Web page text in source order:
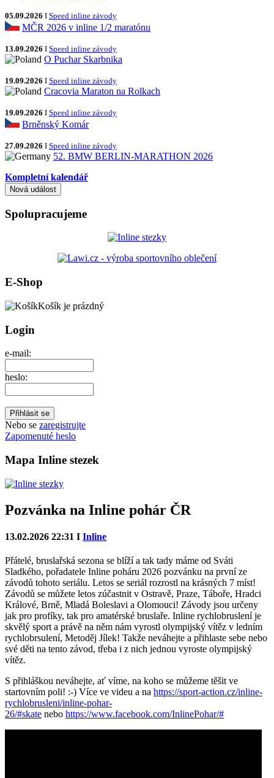
05.09.2026 I Speed inline závody
MČR 2026 v inline 1/2 maratónu
13.09.2026 I Speed inline závody
O Puchar Skarbnika
19.09.2026 I Speed inline závody
Cracovia Maraton na Rolkach
19.09.2026 I Speed inline závody
Brněnský Komár
27.09.2026 I Speed inline závody
52. BMW BERLIN-MARATHON 2026
Kompletní kalendář
Spolupracujeme
E-Shop
Košík je prázdný
Login
e-mail:
heslo:
Nebo se zaregistrujte
Zapomenuté heslo
Mapa Inline stezek
Pozvánka na Inline pohár ČR
13.02.2026 22:31 I Inline
Přátelé, bruslařská sezona se blíží a tak tady máme od Sváti
Sladkého, pořadatele Inline poháru 2026 pozvánku na první ze
závodů tohoto seriálu. Letos se seriál rozrostl na krásných 7 míst!
Závodů se můžete letos zúčastnit v Ostravě, Praze, Táboře, Hradci
Králové, Brně, Mladá Boleslavi a Olomouci! Závody jsou určeny
jak pro profíky, tak pro amatérské bruslaře. Inline rychlobruslení je
skvělý sport a právě na něm nám vyrostl olympijský vítěz v ledním
rychlobrsulení, Metoděj Jílek! Takže neváhejte a přihlaste sebe nebo
své děti na tento závod, třeba i z nich jednou vyroste olympijský
vítěz.
S přihláškou neváhejte, ať víme, na koho se můžeme těšit ve
startovním poli! :-) Více ve videu a na https://sport-action.cz/inline-
rychlobrusleni/inline-pohar-
26/#skate nebo https://www.facebook.com/InlinePohar/#